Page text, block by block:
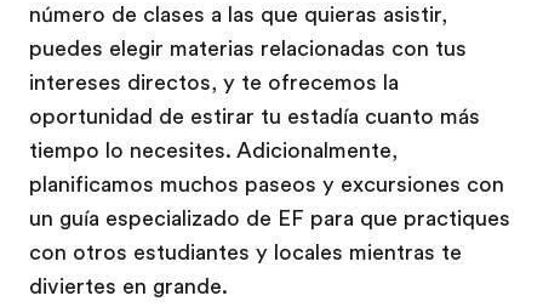
número de clases a las que quieras asistir,
puedes elegir materias relacionadas con tus
intereses directos, y te ofrecemos la
oportunidad de estirar tu estadía cuanto más
tiempo lo necesites. Adicionalmente,
planificamos muchos paseos y excursiones con
un guía especializado de EF para que practiques
con otros estudiantes y locales mientras te
diviertes en grande.